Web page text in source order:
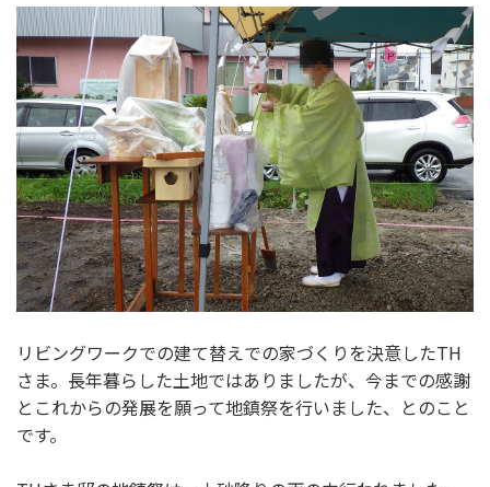
リビングワークでの建て替えでの家づくりを決意したTH
さま。長年暮らした土地ではありましたが、今までの感謝
とこれからの発展を願って地鎮祭を行いました、とのこと
です。